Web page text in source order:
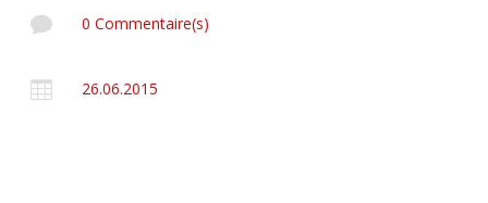
 0 Commentaire(s)
 26.06.2015